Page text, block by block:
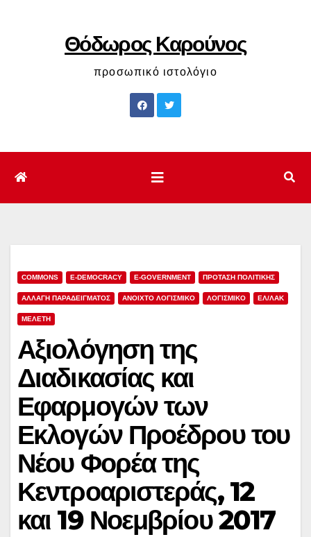
Θόδωρος Καρούνος
προσωπικό ιστολόγιο
COMMONS E-DEMOCRACY E-GOVERNMENT ΠΡΟΤΑΣΗ ΠΟΛΙΤΙΚΗΣ
ΑΛΛΑΓΗ ΠΑΡΑΔΕΙΓΜΑΤΟΣ ΑΝΟΙΧΤΟ ΛΟΓΙΣΜΙΚΟ ΛΟΓΙΣΜΙΚΟ ΕΛ/ΛΑΚ
ΜΕΛΕΤΗ
Αξιολόγηση της
Διαδικασίας και
Εφαρμογών των
Εκλογών Προέδρου του
Νέου Φορέα της
Κεντροαριστεράς, 12
και 19 Νοεμβρίου 2017